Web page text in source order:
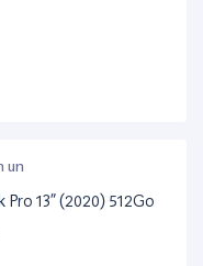
un
13” (2020) 512Go